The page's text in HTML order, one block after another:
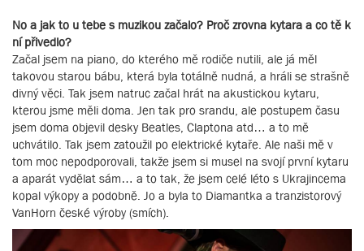
No a jak to u tebe s muzikou začalo? Proč zrovna kytara a co tě k
ní přivedlo?
Začal jsem na piano, do kterého mě rodiče nutili, ale já měl
takovou starou bábu, která byla totálně nudná, a hráli se strašně
divný věci. Tak jsem natruc začal hrát na akustickou kytaru,
kterou jsme měli doma. Jen tak pro srandu, ale postupem času
jsem doma objevil desky Beatles, Claptona atd… a to mě
uchvátilo. Tak jsem zatoužil po elektrické kytaře. Ale naši mě v
tom moc nepodporovali, takže jsem si musel na svojí první kytaru
a aparát vydělat sám… a to tak, že jsem celé léto s Ukrajincema
kopal výkopy a podobně. Jo a byla to Diamantka a tranzistorový
VanHorn české výroby (smích).